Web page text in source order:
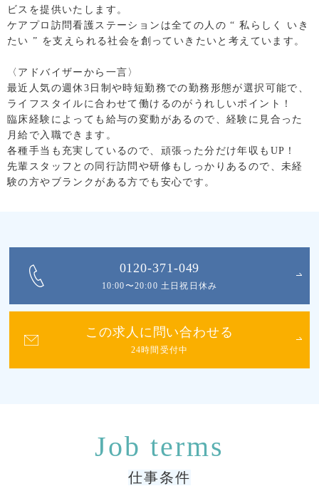
ビスを提供いたします。
ケアプロ訪問看護ステーションは全ての人の “ 私らしく いき
たい ” を支えられる社会を創っていきたいと考えています。
〈アドバイザーから一言〉
最近人気の週休3日制や時短勤務での勤務形態が選択可能で、
ライフスタイルに合わせて働けるのがうれしいポイント！
臨床経験によっても給与の変動があるので、経験に見合った
月給で入職できます。
各種手当も充実しているので、頑張った分だけ年収もUP！
先輩スタッフとの同行訪問や研修もしっかりあるので、未経
験の方やブランクがある方でも安心です。
0120-371-049
10:00〜20:00 土日祝日休み
この求人に問い合わせる
24時間受付中
仕事条件